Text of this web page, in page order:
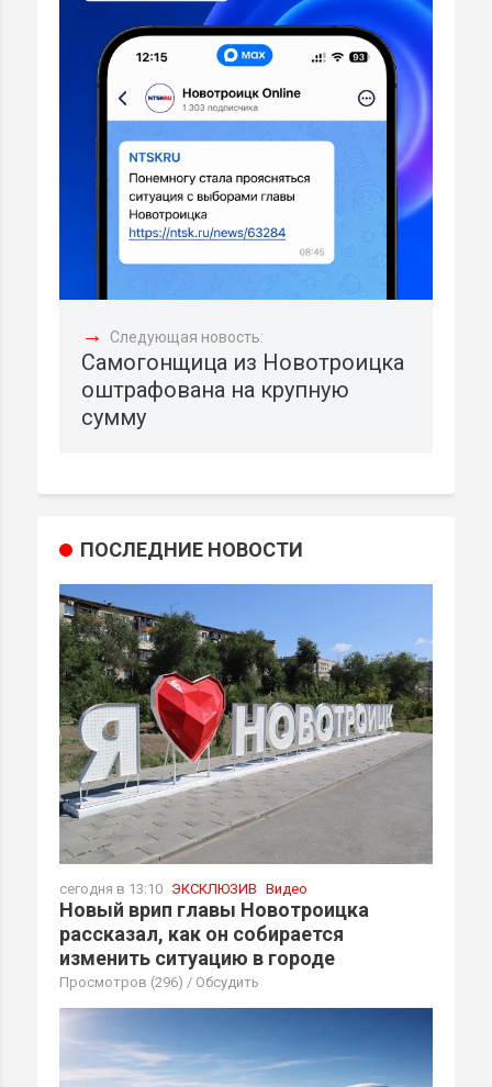
→ Следующая новость:
Самогонщица из Новотроицка
оштрафована на крупную
сумму
ПОСЛЕДНИЕ НОВОСТИ
сегодня в 13:10 ЭКСКЛЮЗИВ Видео
Новый врип главы Новотроицка
рассказал, как он собирается
изменить ситуацию в городе
Просмотров (296) / Обсудить